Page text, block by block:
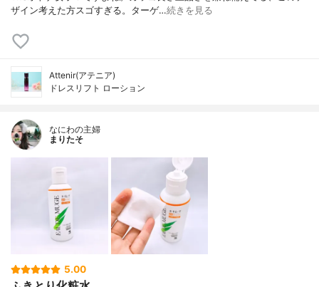
ザイン考えた方スゴすぎる。ターゲ…続きを見る
Attenir(アテニア)
ドレスリフト ローション
なにわの主婦
まりたそ
5.00